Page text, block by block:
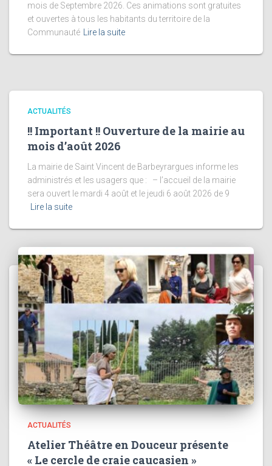
mois de Septembre 2026. Ces animations sont gratuites
et ouvertes à tous les habitants du territoire de la
Communauté Lire la suite
ACTUALITÉS
!! Important !! Ouverture de la mairie au
mois d’août 2026
La mairie de Saint Vincent de Barbeyrargues informe les
administrés et les usagers que : – l’accueil de la mairie
sera ouvert le mardi 4 août et le jeudi 6 août 2026 de 9
Lire la suite
ACTUALITÉS
Atelier Théâtre en Douceur présente
« Le cercle de craie caucasien »